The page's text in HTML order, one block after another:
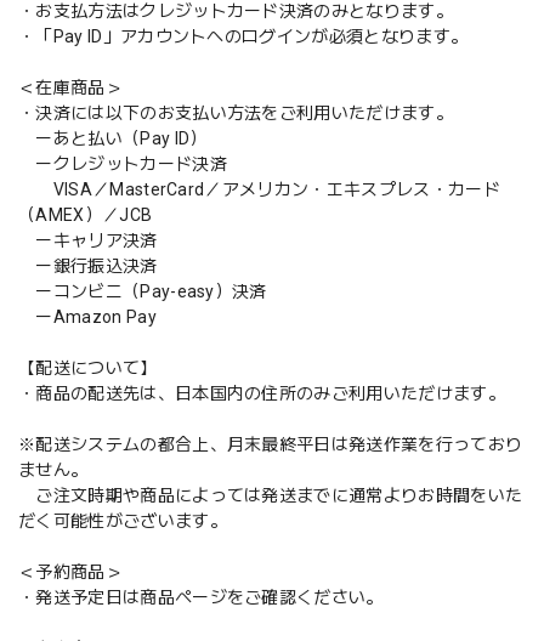
・お支払方法はクレジットカード決済のみとなります。
・「Pay ID」アカウントへのログインが必須となります。
＜在庫商品＞
・決済には以下のお支払い方法をご利用いただけます。
ーあと払い（Pay ID）
ークレジットカード決済
VISA／MasterCard／アメリカン・エキスプレス・カード
（AMEX）／JCB
ーキャリア決済
ー銀行振込決済
ーコンビニ（Pay-easy）決済
ーAmazon Pay
【配送について】
・商品の配送先は、日本国内の住所のみご利用いただけます。
※配送システムの都合上、月末最終平日は発送作業を行っており
ません。
ご注文時期や商品によっては発送までに通常よりお時間をいた
だく可能性がございます。
＜予約商品＞
・発送予定日は商品ページをご確認ください。